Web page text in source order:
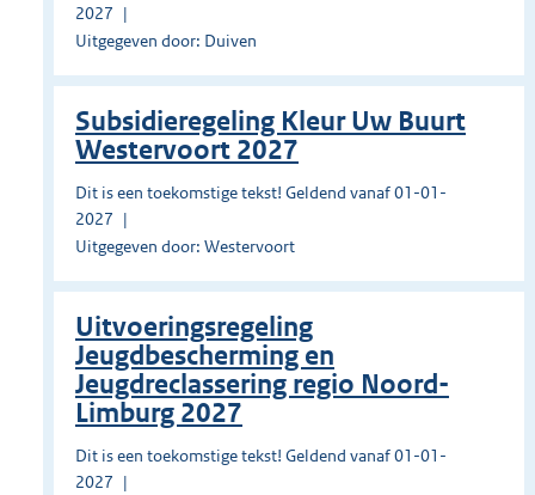
2027
Uitgegeven door: Duiven
Subsidieregeling Kleur Uw Buurt
Westervoort 2027
Dit is een toekomstige tekst! Geldend vanaf 01-01-
2027
Uitgegeven door: Westervoort
Uitvoeringsregeling
Jeugdbescherming en
Jeugdreclassering regio Noord-
Limburg 2027
Dit is een toekomstige tekst! Geldend vanaf 01-01-
2027